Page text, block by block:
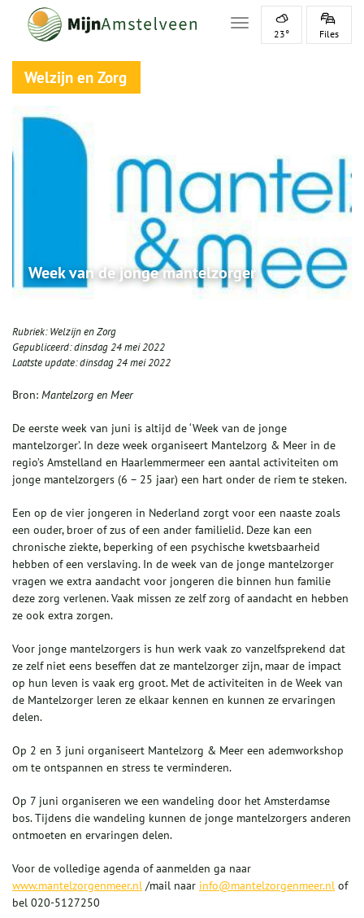
Toggle navigation
23° Files
Welzijn en Zorg
Week van de jonge mantelzorger
Rubriek:Welzijn en Zorg
Gepubliceerd:dinsdag 24 mei 2022
Laatste update:dinsdag 24 mei 2022
Bron: Mantelzorg en Meer
De eerste week van juni is altijd de ‘Week van de jonge
mantelzorger’. In deze week organiseert Mantelzorg & Meer in de
regio’s Amstelland en Haarlemmermeer een aantal activiteiten om
jonge mantelzorgers (6 – 25 jaar) een hart onder de riem te steken.
Een op de vier jongeren in Nederland zorgt voor een naaste zoals
een ouder, broer of zus of een ander familielid. Deze kan een
chronische ziekte, beperking of een psychische kwetsbaarheid
hebben of een verslaving. In de week van de jonge mantelzorger
vragen we extra aandacht voor jongeren die binnen hun familie
deze zorg verlenen. Vaak missen ze zelf zorg of aandacht en hebben
ze ook extra zorgen.
Voor jonge mantelzorgers is hun werk vaak zo vanzelfsprekend dat
ze zelf niet eens beseffen dat ze mantelzorger zijn, maar de impact
op hun leven is vaak erg groot. Met de activiteiten in de Week van
de Mantelzorger leren ze elkaar kennen en kunnen ze ervaringen
delen.
Op 2 en 3 juni organiseert Mantelzorg & Meer een ademworkshop
om te ontspannen en stress te verminderen.
Op 7 juni organiseren we een wandeling door het Amsterdamse
bos. Tijdens die wandeling kunnen de jonge mantelzorgers anderen
ontmoeten en ervaringen delen.
Voor de volledige agenda of aanmelden ga naar
www.mantelzorgenmeer.nl /mail naar info@mantelzorgenmeer.nl of
bel 020-5127250